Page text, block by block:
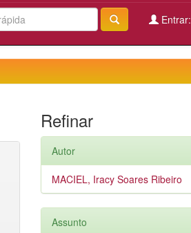
Entrar:
Refinar
Autor
MACIEL, Iracy Soares Ribeiro
Assunto